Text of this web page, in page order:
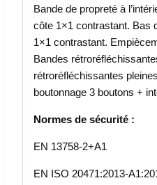
Bande de propreté à
côte 1×1 contrastant. Bas
1×1 contrastant.
Bandes
rétroréfléchissantes
boutonnage 3 boutons +
Normes de sécurité :
EN 13758-2+A1
EN ISO 20471:2013-